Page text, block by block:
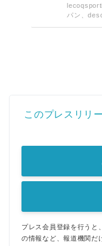
パン、
このプレスリリ
プレス会員登録を行うと
の情報など、報道機関だ